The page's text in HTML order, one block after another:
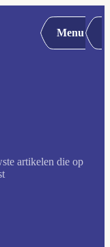
Menu
artikelen die op